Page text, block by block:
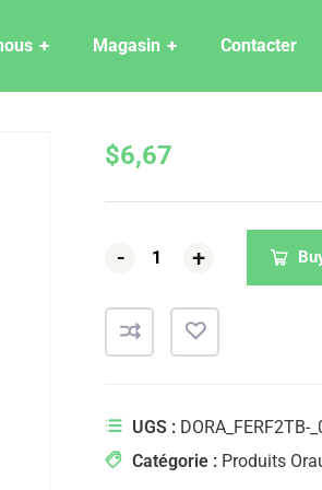
Magasin Contacter
$6,67
- +
- +
- +
UGS : DORA_FERF2TB-
Catégorie : Produits